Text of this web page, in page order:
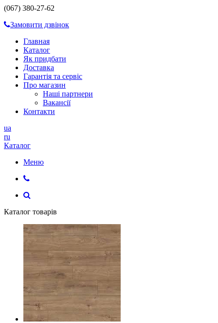
(067) 380-27-62
Замовити дзвінок
Главная
Каталог
Як придбати
Доставка
Гарантія та сервіс
Про магазин
Наші партнери
Вакансії
Контакти
ua
ru
Каталог
Меню
Каталог товарів